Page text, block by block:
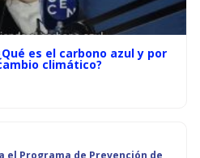
es el carbono azul y por
climático?
el Programa de Prevención de